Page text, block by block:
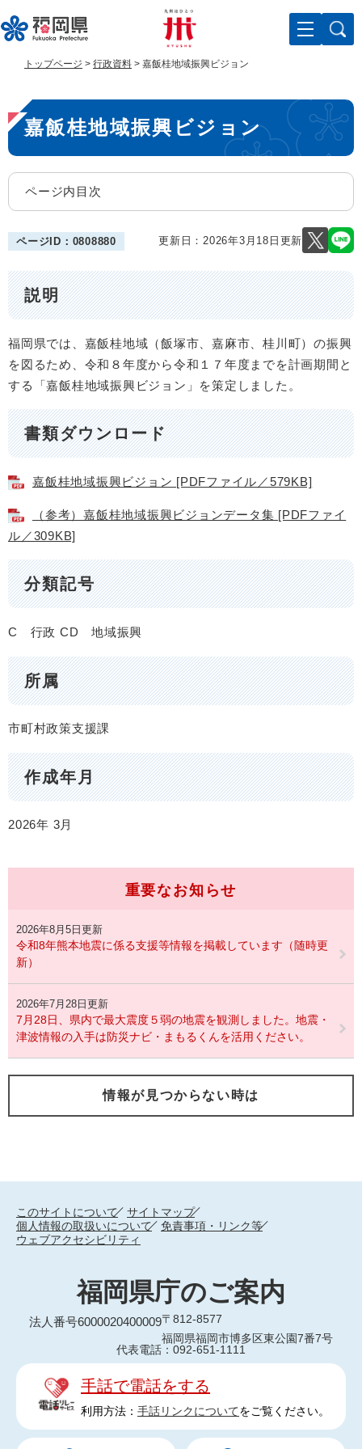
ー
ジ
で
す
ニ
ュ
ば
し
文
トップページ > 行政資料 > 嘉飯桂地域振興ビジョン
本
文
嘉飯桂地域振興ビジョン
ページ内目次
ページID：0808880 更新日：2026年3月18日更新
説明
福岡県では、嘉飯桂地域（飯塚市、嘉麻市、桂川町）の振興
を図るため、令和８年度から令和１７年度までを計画期間と
する「嘉飯桂地域振興ビジョン」を策定しました。
書類ダウンロード
嘉飯桂地域振興ビジョン [PDFファイル／579KB]
（参考）嘉飯桂地域振興ビジョンデータ集 [PDFファイ
ル／309KB]
分類記号
C 行政 CD 地域振興
所属
市町村政策支援課
作成年月
2026年 3月
重要なお知らせ
2026年8月5日更新
令和8年熊本地震に係る支援等情報を掲載しています（随時更
新）
2026年7月28日更新
7月28日、県内で最大震度５弱の地震を観測しました。地震・
津波情報の入手は防災ナビ・まもるくんを活用ください。
情報が見つからない時は
このサイトについて
サイトマップ
個人情報の取扱いについて
免責事項・リンク等
ウェブアクセシビリティ
福岡県庁のご案内
法人番号6000020400009〒812-8577
福岡県福岡市博多区東公園7番7号
代表電話：092-651-1111
手話で電話をする
利用方法： 手話リンクについてをご覧ください。